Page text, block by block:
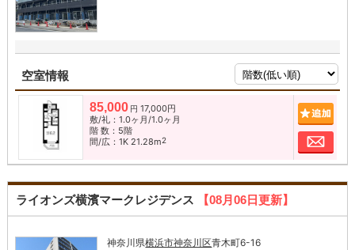
空室情報
85,000 円 17,000円
敷/礼：1.0ヶ月/1.0ヶ月
階 数：5階
間/広：1K 21.28m2 お
ライオンズ横濱マークレジデンス 【08月06日更新】
神奈川県横浜市神奈川区青木町6-16